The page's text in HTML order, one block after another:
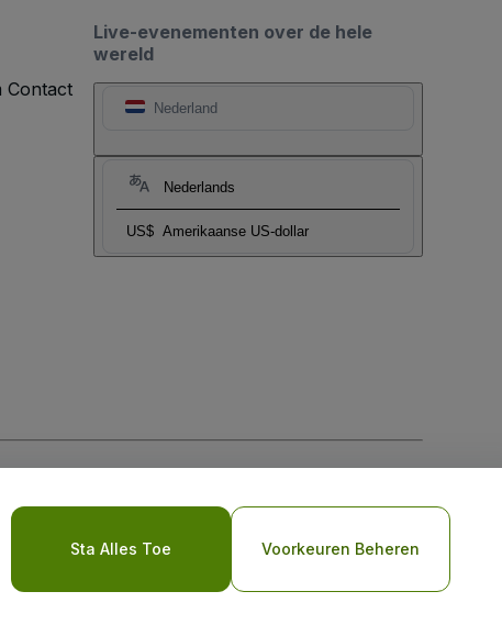
Live-evenementen over de hele
wereld
Nederland
Nederlands
US$ Amerikaanse US-dollar
Contact
Sta Alles Toe Voorkeuren Beheren